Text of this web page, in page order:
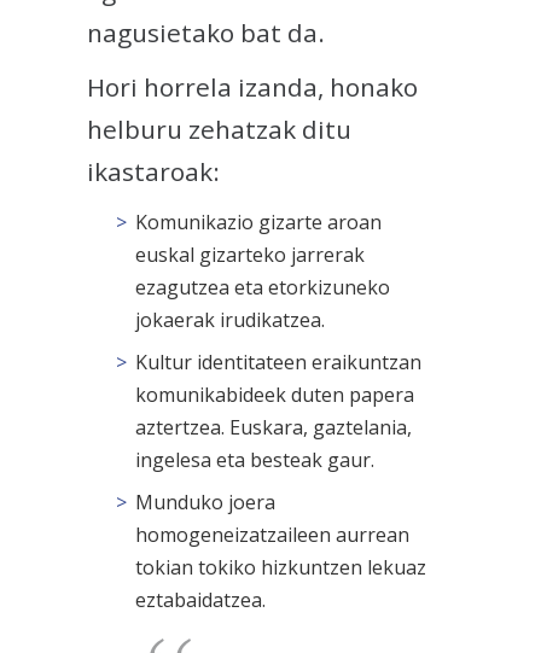
nagusietako bat da.
Hori horrela izanda, honako
helburu zehatzak ditu
ikastaroak:
Komunikazio gizarte aroan
euskal gizarteko jarrerak
ezagutzea eta etorkizuneko
jokaerak irudikatzea.
Kultur identitateen eraikuntzan
komunikabideek duten papera
aztertzea. Euskara, gaztelania,
ingelesa eta besteak gaur.
Munduko joera
homogeneizatzaileen aurrean
tokian tokiko hizkuntzen lekuaz
eztabaidatzea.